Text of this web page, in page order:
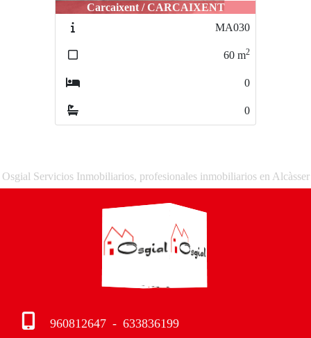
Carcaixent / CARCAIXENT
MA030
60 m2
0
0
Osgial Servicios Inmobiliarios, profesionales inmobiliarios en Alcàsser
960812647 - 633836199